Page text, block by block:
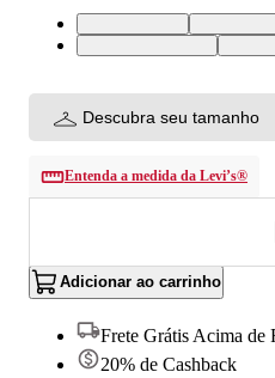
L USA | G BRM USA |
XL USA | GG BRXS
Descubra seu tamanho
Entenda a medida da Levi’s®
Adicionar ao carrinho
Frete Grátis Acima de
20% de Cashback